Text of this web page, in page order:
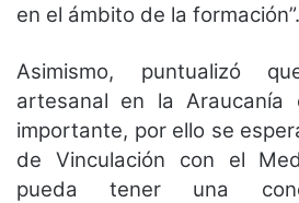
en el ámbito de la formación”.
Asimismo, puntualizó
artesanal en la
importante, por ello se
de Vinculación con el
pueda tener una